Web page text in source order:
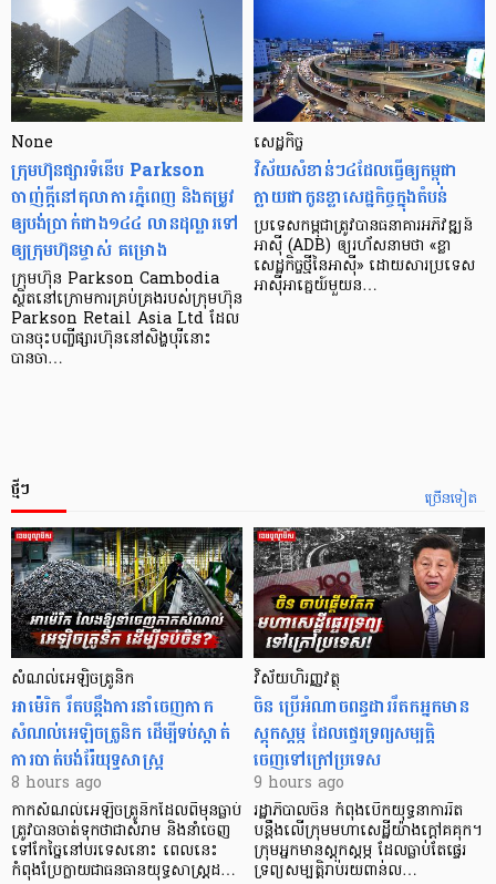
None
ក្រុមហ៊ុនផ្សារទំនើប Parkson
ចាញ់ក្ដីនៅតុលាការភ្នំពេញ និងតម្រូវ
ឲ្យបង់ប្រាក់ជាង១៤៤ លានដុល្លារទៅ
ឲ្យក្រុមហ៊ុនម្ចាស់ គម្រោង
ក្រុមហ៊ុន Parkson Cambodia
ស្ថិតនៅក្រោមការគ្រប់គ្រងរបស់ក្រុមហ៊ុន
Parkson Retail Asia Ltd ដែល
បានចុះបញ្ចីផ្សារហ៊ុននៅសិង្ហបុរីនោះ
បានចា…
សេដ្ឋកិច្ច​
វិស័យ​សំខាន់ៗ​៤​ដែល​ធ្វើ​ឲ្យ​កម្ពុជា​
ក្លាយ​ជា​កូន​ខ្លា​សេដ្ឋកិច្ច​ក្នុង​តំបន់
ប្រទេស​កម្ពុជា​ត្រូវ​បាន​ធនាគារ​អភិវឌ្ឍន៍​
អាស៊ី (ADB) ឲ្យ​រហ័ស​នាមថា «ខ្លា​
សេដ្ឋកិច្ច​ថ្មី​នៃ​អាស៊ី» ដោយសារ​ប្រទេស​
អាស៊ី​អាគ្នេយ៍​មួយ​ន…
ច្រើនទៀត
ថ្មីៗ
សំណល់អេឡិចត្រូនិក
អាម៉េរិក រឹតបន្តឹងការនាំចេញកាក
សំណល់អេឡិចត្រូនិក ដើម្បីទប់ស្កាត់
ការបាត់បង់រ៉ែយុទ្ធសាស្ត្រ
8 hours ago
កាក​សំណល់​អេឡិច​ត្រូនិកដែល​ពីមុនធ្លាប់​
ត្រូវបានចាត់ទុកថាជាសំរាម និងនាំចេញ
ទៅកែច្នៃនៅបរទេស​នោះ ពេលនេះ
កំពុងប្រែក្លាយជាធនធានយុទ្ធសាស្ត្រដ…
វិស័យហិរញ្ញវត្ថុ
ចិន ប្រើ​អំណាចពន្ធដាររឹតកអ្នកមាន
ស្ដុកស្ដម្ភ ដែលផ្ទេរទ្រព្យសម្បត្តិ
ចេញទៅក្រៅប្រទេស
9 hours ago
រដ្ឋាភិបាលចិន កំពុងបើកយុទ្ធនាការរឹត
បន្តឹងលើក្រុមមហាសេដ្ឋី​យ៉ាង​ក្ដៅគគុក។
​ក្រុមអ្នកមានស្ដុកស្ដម្ភ ដែល​ធ្លាប់​តែផ្ទេរ
ទ្រព្យសម្បត្តិរាប់រយពាន់ល…